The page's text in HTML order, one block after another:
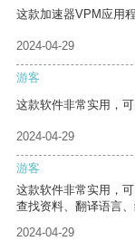
这款加速器VPM应用
2024-04-29
游客
这款软件非常实用，
2024-04-29
游客
这款软件非常实用，
查找资料、翻译语言、
2024-04-29